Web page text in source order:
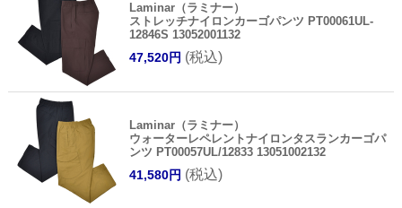
Laminar（ラミナー）
ストレッチナイロンカーゴパンツ PT00061UL-
12846S 13052001132
47,520円 (税込)
Laminar（ラミナー）
ウォーターレペレントナイロンタスランカーゴパ
ンツ PT00057UL/12833 13051002132
41,580円 (税込)